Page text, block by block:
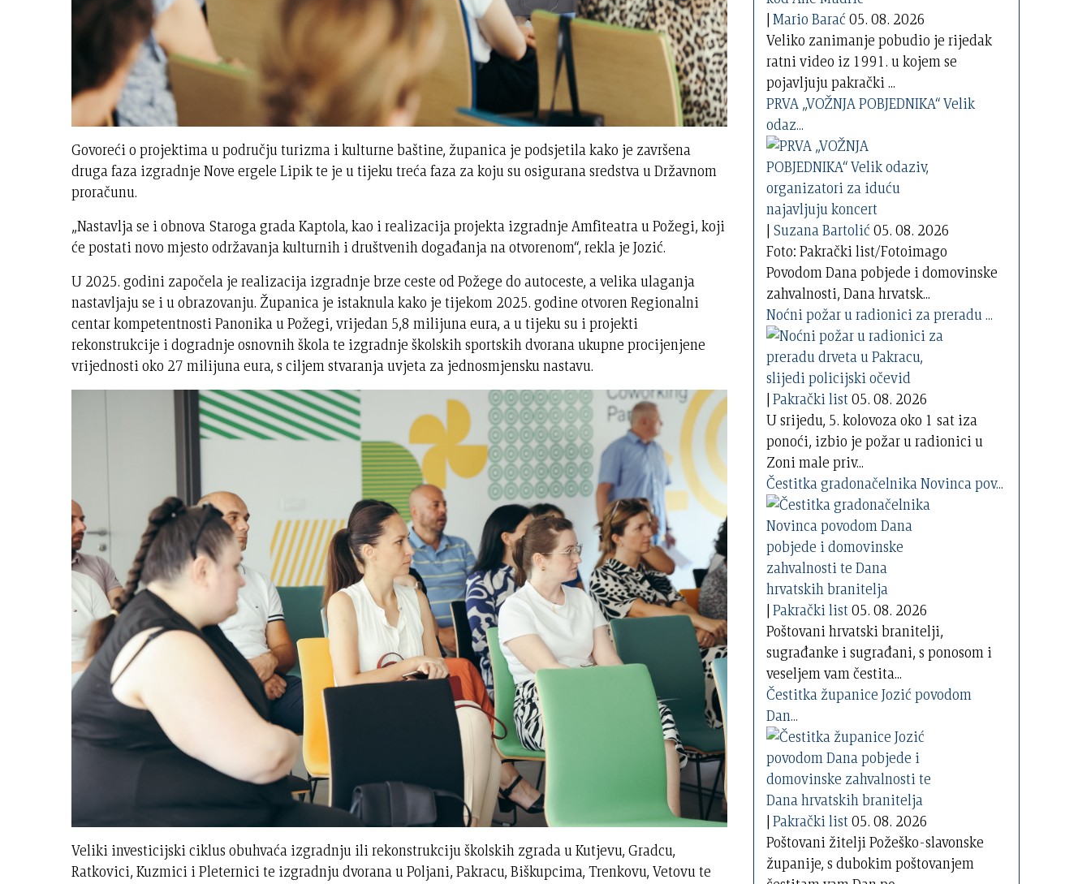
Govoreći o projektima u području turizma i kulturne baštine, županica je podsjetila kako je završena
druga faza izgradnje Nove ergele Lipik te je u tijeku treća faza za koju su osigurana sredstva u Državnom
proračunu.
„Nastavlja se i obnova Staroga grada Kaptola, kao i realizacija projekta izgradnje Amfiteatra u Požegi, koji
će postati novo mjesto održavanja kulturnih i društvenih događanja na otvorenom“, rekla je Jozić.
U 2025. godini započela je realizacija izgradnje brze ceste od Požege do autoceste, a velika ulaganja
nastavljaju se i u obrazovanju. Županica je istaknula kako je tijekom 2025. godine otvoren Regionalni
centar kompetentnosti Panonika u Požegi, vrijedan 5,8 milijuna eura, a u tijeku su i projekti
rekonstrukcije i dogradnje osnovnih škola te izgradnje školskih sportskih dvorana ukupne procijenjene
vrijednosti oko 27 milijuna eura, s ciljem stvaranja uvjeta za jednosmjensku nastavu.
Veliki investicijski ciklus obuhvaća izgradnju ili rekonstrukciju školskih zgrada u Kutjevu, Gradcu,
Ratkovici, Kuzmici i Pleternici te izgradnju dvorana u Poljani, Pakracu, Biškupcima, Trenkovu, Vetovu te
|Mario Barać 05. 08. 2026
Veliko zanimanje pobudio je rijedak
ratni video iz 1991. u kojem se
pojavljuju pakrački ...
PRVA „VOŽNJA POBJEDNIKA“ Velik
odaz...
| Suzana Bartolić 05. 08. 2026
Foto: Pakrački list/Fotoimago
Povodom Dana pobjede i domovinske
zahvalnosti, Dana hrvatsk...
Noćni požar u radionici za preradu ...
|Pakrački list05. 08. 2026
U srijedu, 5. kolovoza oko 1 sat iza
ponoći, izbio je požar u radionici u
Zoni male priv...
Čestitka gradonačelnika Novinca pov...
|Pakrački list05. 08. 2026
Poštovani hrvatski branitelji,
sugrađanke i sugrađani, s ponosom i
veseljem vam čestita...
Čestitka županice Jozić povodom
Dan...
|Pakrački list05. 08. 2026
Poštovani žitelji Požeško-slavonske
županije, s dubokim poštovanjem